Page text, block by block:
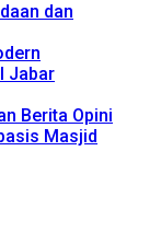
dan
Jabar
Berita Opini
Masjid